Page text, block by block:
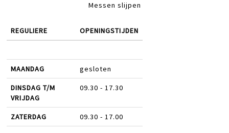
Messen slijpen
REGULIERE OPENINGSTIJDEN
MAANDAG gesloten
DINSDAG T/M
VRIJDAG
09.30 - 17.30
ZATERDAG 09.30 - 17.00